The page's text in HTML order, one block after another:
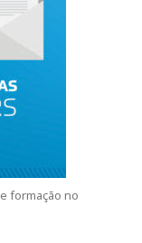
formação no